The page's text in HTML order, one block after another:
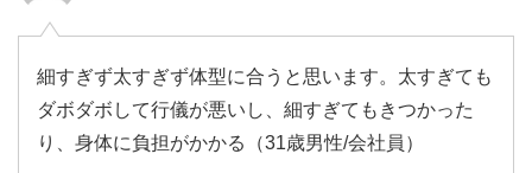
細すぎず太すぎず体型に合うと思います。太すぎても
ダボダボして行儀が悪いし、細すぎてもきつかった
り、身体に負担がかかる（31歳男性/会社員）